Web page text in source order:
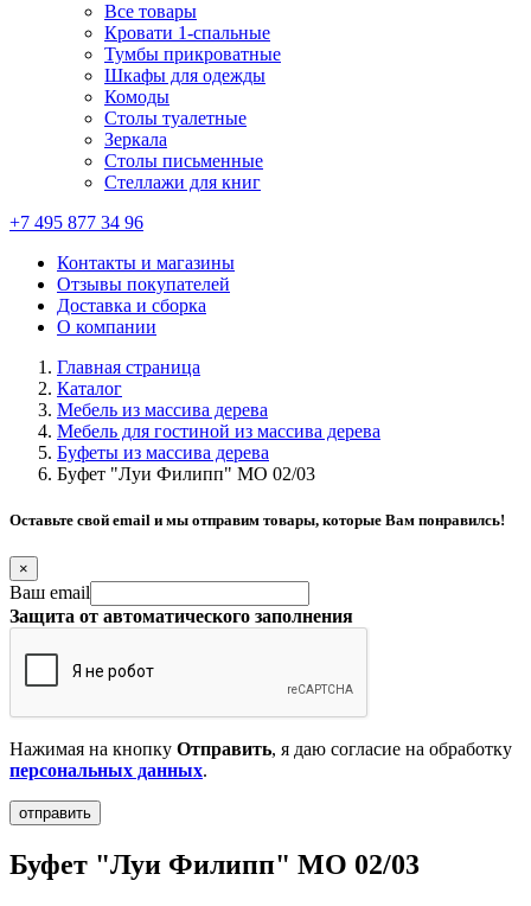
Все товары
Кровати 1-спальные
Тумбы прикроватные
Шкафы для одежды
Комоды
Столы туалетные
Зеркала
Столы письменные
Стеллажи для книг
+7 495 877 34 96
Контакты и магазины
Отзывы покупателей
Доставка и сборка
О компании
Главная страница
Каталог
Мебель из массива дерева
Мебель для гостиной из массива дерева
Буфеты из массива дерева
Буфет "Луи Филипп" МО 02/03
Оставьте свой email и мы отправим товары, которые Вам понравилсь!
×
Ваш email
Защита от автоматического заполнения
Нажимая на кнопку Отправить, я даю согласие на обработку
персональных данных.
Буфет "Луи Филипп" МО 02/03